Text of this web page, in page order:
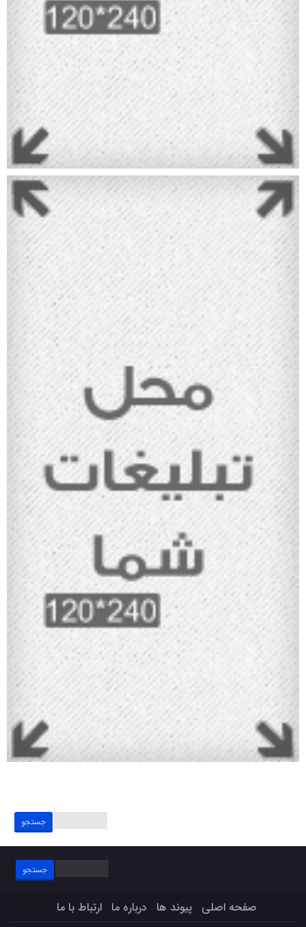
جستجو
برای:
جستجو
برای:
صفحه اصلی پیوند ها درباره ما ارتباط با ما